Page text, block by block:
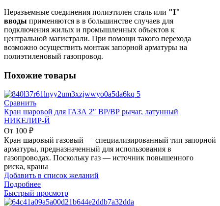
Неразъемные соединения полиэтилен сталь или "I"
вводы применяются в в большинстве случаев для
подключения жилых и промышленных объектов к
центральной магистрали. При помощи такого перехода
возможно осуществить монтаж запорной арматуры на
полиэтиленовый газопровод.
Похожие товары
Сравнить
Кран шаровой для ГАЗА 2″ ВР/ВР рычаг, латунный
НИКЕЛИР-Й
От 100 ₽
Кран шаровый газовый — специализированный тип запорной
арматуры, предназначенный для использования в
газопроводах. Поскольку газ — источник повышенного
риска, краны
Добавить в список желаний
Подробнее
Быстрый просмотр